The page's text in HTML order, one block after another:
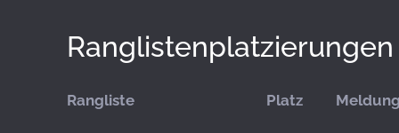
Ranglistenplatzierungen
Rangliste Platz